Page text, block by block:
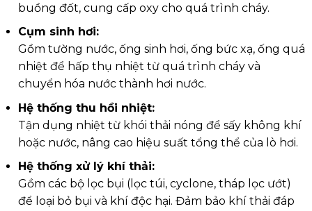
buồng đốt, cung cấp oxy cho quá trình cháy.
Cụm sinh hơi:
Gồm tường nước, ống sinh hơi, ống bức xạ, ống quá
nhiệt để hấp thụ nhiệt từ quá trình cháy và
chuyển hóa nước thành hơi nước.
Hệ thống thu hồi nhiệt:
Tận dụng nhiệt từ khói thải nóng để sấy không khí
hoặc nước, nâng cao hiệu suất tổng thể của lò hơi.
Hệ thống xử lý khí thải:
Gồm các bộ lọc bụi (lọc túi, cyclone, tháp lọc ướt)
để loại bỏ bụi và khí độc hại. Đảm bảo khí thải đáp